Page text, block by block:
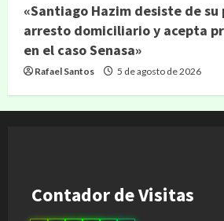
«Santiago Hazim desiste de
arresto domiciliario y acepta
en el caso Senasa»
Rafael Santos 5 de agosto de 2026
Contador de Visitas